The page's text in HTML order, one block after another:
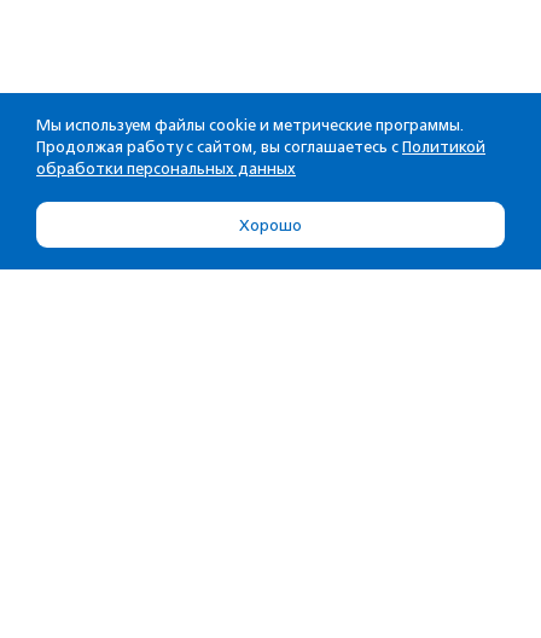
Мы используем файлы cookie и метрические программы.
Продолжая работу с сайтом, вы соглашаетесь с Политикой
обработки персональных данных
Хорошо